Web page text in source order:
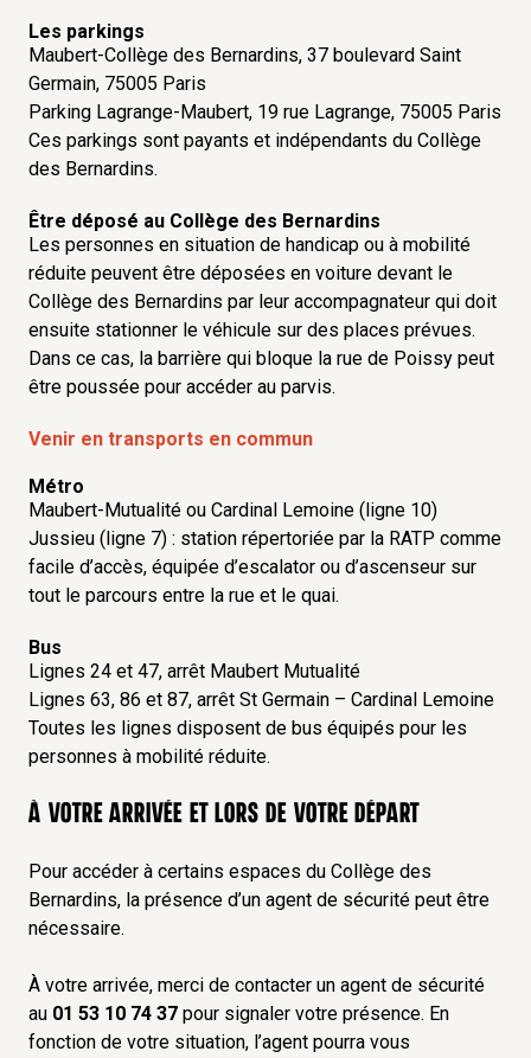
Les parkings
Maubert-Collège des Bernardins, 37 boulevard Saint
Germain, 75005 Paris
Parking Lagrange-Maubert, 19 rue Lagrange, 75005 Paris
Ces parkings sont payants et indépendants du Collège
des Bernardins.
Être déposé au Collège des Bernardins
Les personnes en situation de handicap ou à mobilité
réduite peuvent être déposées en voiture devant le
Collège des Bernardins par leur accompagnateur qui doit
ensuite stationner le véhicule sur des places prévues.
Dans ce cas, la barrière qui bloque la rue de Poissy peut
être poussée pour accéder au parvis.
Venir en transports en commun
Métro
Maubert-Mutualité ou Cardinal Lemoine (ligne 10)
Jussieu (ligne 7) : station répertoriée par la RATP comme
facile d’accès, équipée d’escalator ou d’ascenseur sur
tout le parcours entre la rue et le quai.
Bus
Lignes 24 et 47, arrêt Maubert Mutualité
Lignes 63, 86 et 87, arrêt St Germain – Cardinal Lemoine
Toutes les lignes disposent de bus équipés pour les
personnes à mobilité réduite.
À votre arrivée et lors de votre départ
Pour accéder à certains espaces du Collège des
Bernardins, la présence d’un agent de sécurité peut être
nécessaire.
À votre arrivée, merci de contacter un agent de sécurité
au 01 53 10 74 37 pour signaler votre présence. En
fonction de votre situation, l’agent pourra vous